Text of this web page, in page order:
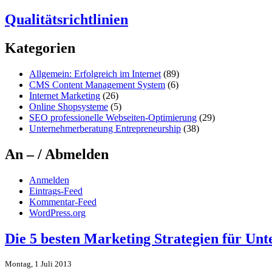
Qualitätsrichtlinien
Kategorien
Allgemein: Erfolgreich im Internet (89)
CMS Content Management System (6)
Internet Marketing (26)
Online Shopsysteme (5)
SEO professionelle Webseiten-Optimierung (29)
Unternehmerberatung Entrepreneurship (38)
An – / Abmelden
Anmelden
Eintrags-Feed
Kommentar-Feed
WordPress.org
Die 5 besten Marketing Strategien für
Montag, 1 Juli 2013